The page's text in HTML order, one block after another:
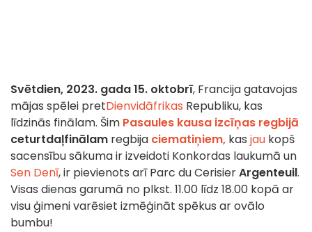
Svētdien, 2023. gada 15. oktobrī, Francija gatavojas
mājas spēlei pretDienvidāfrikas Republiku, kas
līdzinās finālam. Šim Pasaules kausa izcīņas regbijā
ceturtdaļfinālam regbija ciematiņiem, kas jau kopš
sacensību sākuma ir izveidoti Konkordas laukumā un
Sen Denī, ir pievienots arī Parc du CerisierArgenteuil.
Visas dienas garumā no plkst. 11.00 līdz 18.00 kopā ar
visu ģimeni varēsiet izmēģināt spēkus ar ovālo
bumbu!